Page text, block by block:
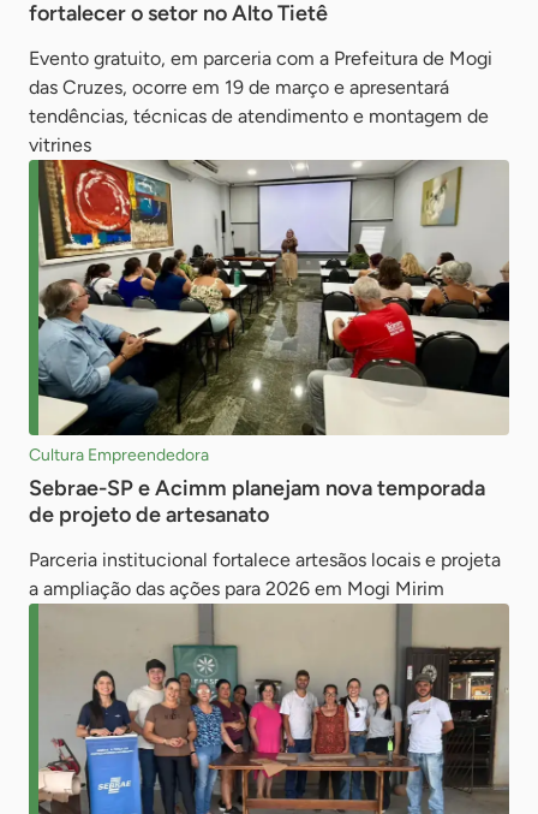
fortalecer o setor no Alto Tietê
Evento gratuito, em parceria com a Prefeitura de Mogi
das Cruzes, ocorre em 19 de março e apresentará
tendências, técnicas de atendimento e montagem de
vitrines
Cultura Empreendedora
Sebrae-SP e Acimm planejam nova temporada
de projeto de artesanato
Parceria institucional fortalece artesãos locais e projeta
a ampliação das ações para 2026 em Mogi Mirim